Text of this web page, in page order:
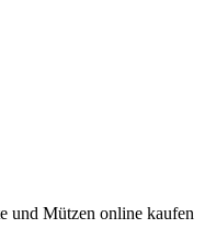
und Mützen online kaufen